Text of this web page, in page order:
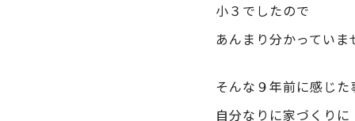
小３でしたので
あんまり分かっていま
そんな９年前に感じた
自分なりに家づくりに